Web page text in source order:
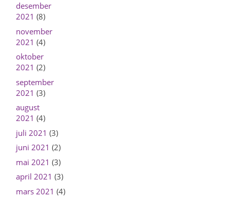
desember
2021 (8)
november
2021 (4)
oktober
2021 (2)
september
2021 (3)
august
2021 (4)
juli 2021 (3)
juni 2021 (2)
mai 2021 (3)
april 2021 (3)
mars 2021 (4)